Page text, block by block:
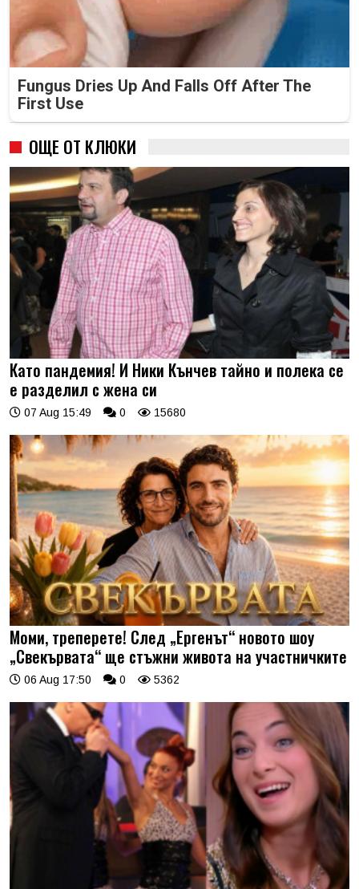
Fungus Dries Up And Falls Off After The
First Use
ОЩЕ ОТ КЛЮКИ
Като пандемия! И Ники Кънчев тайно и полека се
е разделил с жена си
07 Aug 15:49 0 15680
Моми, треперете! След „Ергенът“ новото шоу
„Свекървата“ ще стъжни живота на участничките
06 Aug 17:50 0 5362